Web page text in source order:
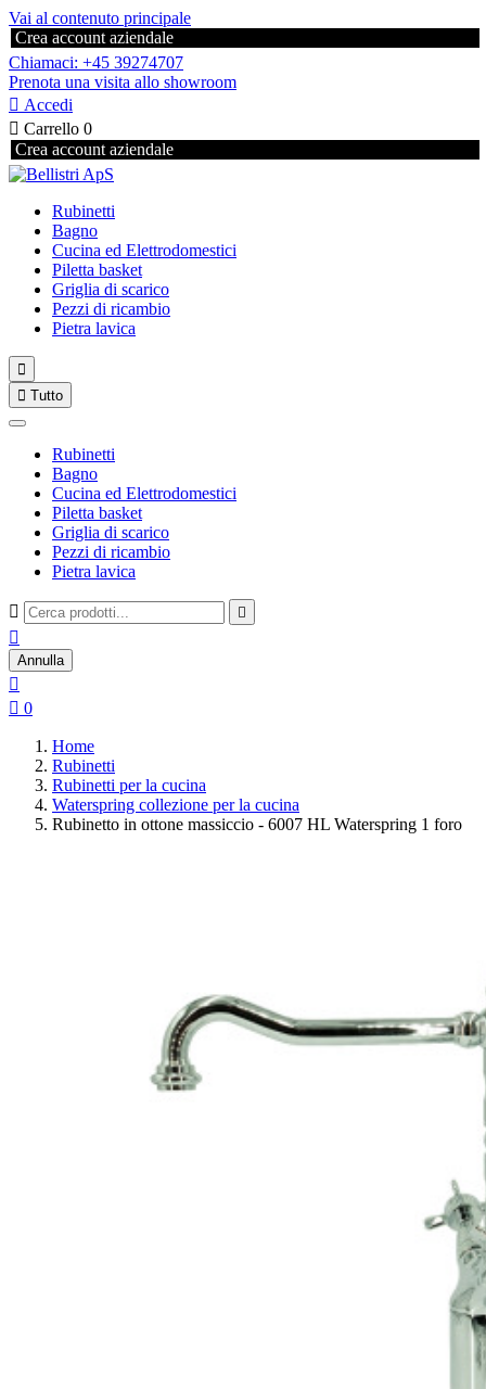
Vai al contenuto principale
Crea account aziendale
Chiamaci: +45 39274707
Prenota una visita allo showroom
 Accedi
 Carrello 0
Crea account aziendale
Rubinetti
Bagno
Cucina ed Elettrodomestici
Piletta basket
Griglia di scarico
Pezzi di ricambio
Pietra lavica

 Tutto
Rubinetti
Bagno
Cucina ed Elettrodomestici
Piletta basket
Griglia di scarico
Pezzi di ricambio
Pietra lavica
 

Annulla

 0
Home
Rubinetti
Rubinetti per la cucina
Waterspring collezione per la cucina
Rubinetto in ottone massiccio - 6007 HL Waterspring 1 foro